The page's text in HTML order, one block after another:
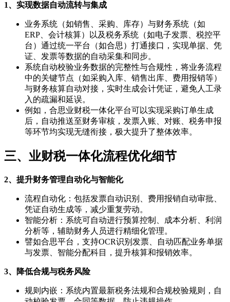
1、实现数据自动流转与集成
业务系统（如销售、采购、库存）与财务系统（如
ERP、会计核算）以及税务系统（如电子发票、税控平
台）通过统一平台（如合思）打通接口，实现单据、凭
证、发票等数据的自动采集和同步。
系统自动校验业务数据的完整性与合规性，将业务流程
中的关键节点（如采购入库、销售出库、费用报销等）
与财务核算自动对接，实时生成会计凭证，避免人工录
入的疏漏和延误。
例如，合思业财税一体化平台可以实现采购订单生成
后，自动推送至财务审核，发票入账、对账、税务申报
等环节均实现无缝衔接，极大提升了整体效率。
三、业财税一体化流程优化细节
2、提升财务管理自动化与智能化
流程自动化：包括发票自动识别、费用报销自动审批、
凭证自动生成等，减少重复劳动。
智能分析：系统可自动进行预算控制、成本分析、利润
分析等，辅助财务人员进行精细化管理。
譬如合思平台，支持OCR识别发票、自动匹配业务单据
与发票、智能分配科目，提升核算和报销效率。
3、降低合规与税务风险
规则内嵌：系统内置最新税务法规和合规校验规则，自